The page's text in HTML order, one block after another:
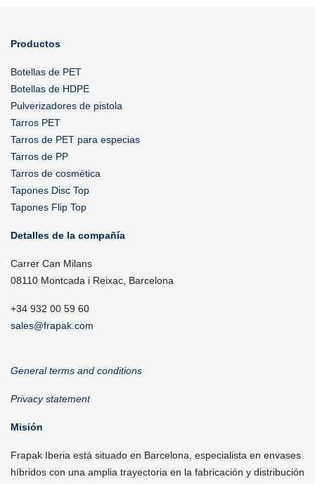
Productos
Botellas de PET
Botellas de HDPE
Pulverizadores de pistola
Tarros PET
Tarros de PET para especias
Tarros de PP
Tarros de cosmética
Tapones Disc Top
Tapones Flip Top
Detalles de la compañía
Carrer Can Milans
08110 Montcada i Reixac, Barcelona
+34 932 00 59 60
sales@frapak.com
General terms and conditions
Privacy statement
Misión
Frapak Iberia está situado en Barcelona, especialista en envases
híbridos con una amplia trayectoria en la fabricación y distribución